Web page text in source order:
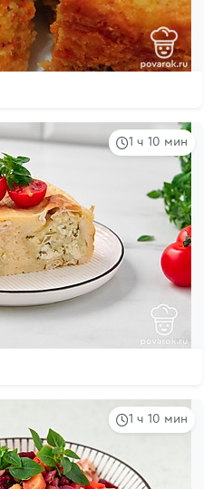
1 ч 10 мин
1 ч 10 мин